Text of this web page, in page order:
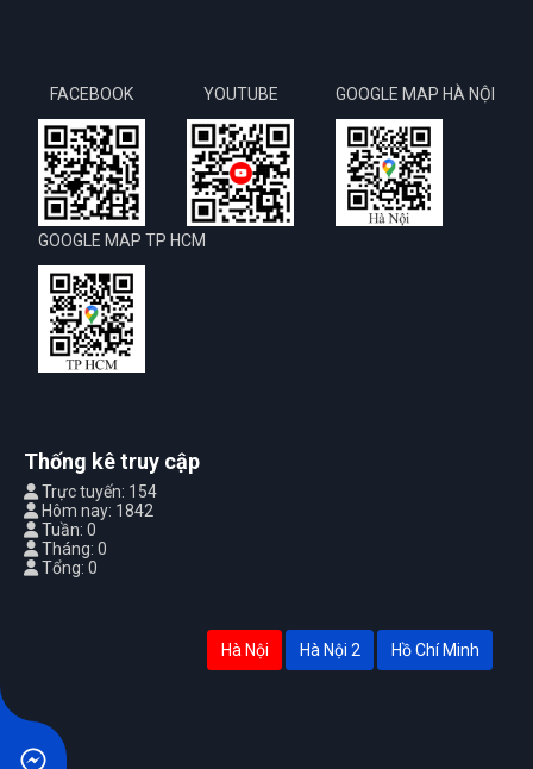
FACEBOOK YOUTUBE GOOGLE MAP HÀ NỘI
GOOGLE MAP TP HCM
Thống kê truy cập
Trực tuyến: 154
Hôm nay: 1842
Tuần: 0
Tháng: 0
Tổng: 0
Hà Nội Hà Nội 2 Hồ Chí Minh